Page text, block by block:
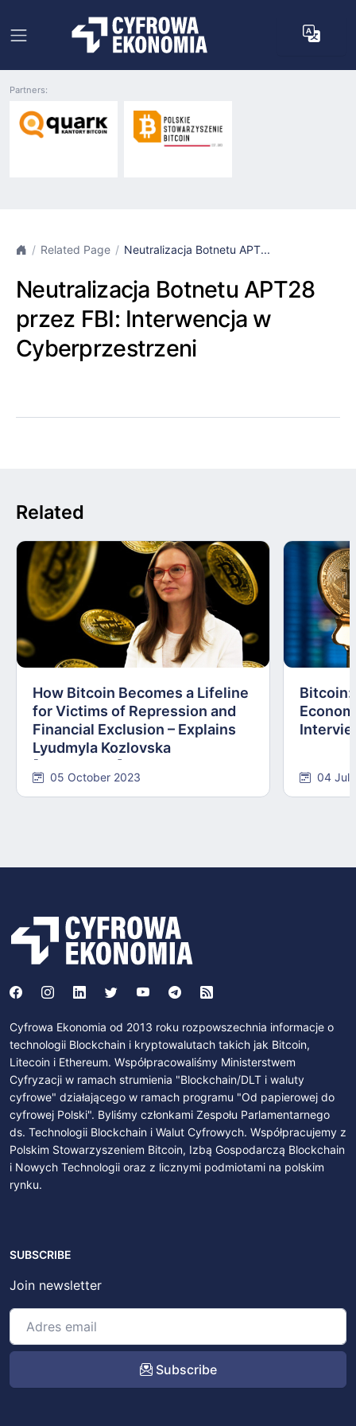
Partners:
Related Page Neutralizacja Botnetu APT...
Neutralizacja Botnetu APT28
przez FBI: Interwencja w
Cyberprzestrzeni
Related
How Bitcoin Becomes a Lifeline
for Victims of Repression and
Financial Exclusion – Explains
Lyudmyla Kozlovska
05 October 2023
Bitcoin:
04
Cyfrowa Ekonomia od 2013 roku rozpowszechnia informacje o
technologii Blockchain i kryptowalutach takich jak Bitcoin,
Litecoin i Ethereum. Współpracowaliśmy Ministerstwem
Cyfryzacji w ramach strumienia "Blockchain/DLT i waluty
cyfrowe" działającego w ramach programu "Od papierowej do
cyfrowej Polski". Byliśmy członkami Zespołu Parlamentarnego
ds. Technologii Blockchain i Walut Cyfrowych. Współpracujemy z
Polskim Stowarzyszeniem Bitcoin, Izbą Gospodarczą Blockchain
i Nowych Technologii oraz z licznymi podmiotami na polskim
rynku.
SUBSCRIBE
Join newsletter
Subscribe